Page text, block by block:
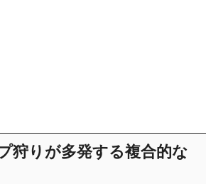
狩りが多発する複合的な